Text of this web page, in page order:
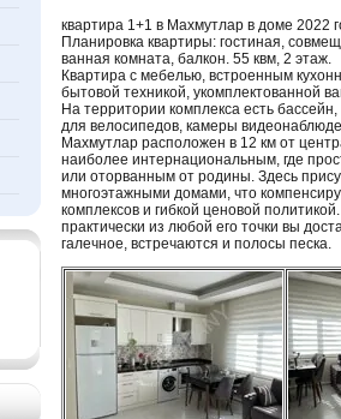
квартира 1+1 в Махмутлар в доме 2022
Планировка квартиры: гостиная,
ванная комната, балкон. 55 квм, 2 этаж.
Квартира с мебелью, встроенным
бытовой техникой, укомплектованной
На территории комплекса есть
для велосипедов, камеры
Махмутлар расположен в 12 км от
наиболее интернациональным, где
или оторванным от родины. Здесь
многоэтажными домами, что
комплексов и гибкой ценовой
практически из любой его точки вы
галечное, встречаются и полосы песка.